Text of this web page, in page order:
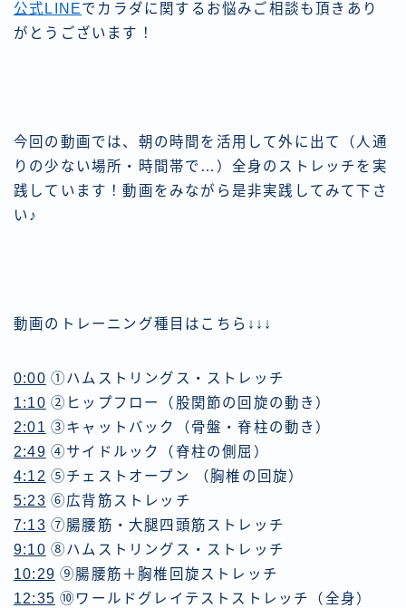
公式LINEでカラダに関するお悩みご相談も頂きあり
がとうございます！
今回の動画では、朝の時間を活用して外に出て（人通
りの少ない場所・時間帯で…）全身のストレッチを実
践しています！動画をみながら是非実践してみて下さ
い♪
動画のトレーニング種目はこちら↓↓↓
0:00 ①ハムストリングス・ストレッチ
1:10 ②ヒップフロー（股関節の回旋の動き）
2:01 ③キャットバック（骨盤・脊柱の動き）
2:49 ④サイドルック（脊柱の側屈）
4:12 ⑤チェストオープン （胸椎の回旋）
5:23 ⑥広背筋ストレッチ
7:13 ⑦腸腰筋・大腿四頭筋ストレッチ
9:10 ⑧ハムストリングス・ストレッチ
10:29 ⑨腸腰筋＋胸椎回旋ストレッチ
12:35 ⑩ワールドグレイテストストレッチ（全身）